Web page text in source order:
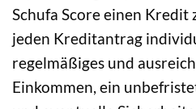
Schufa Score einen
jeden Kreditantrag
regelmäßiges und
Einkommen, ein